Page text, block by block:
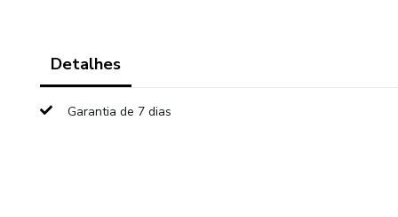
Detalhes
Garantia de 7 dias